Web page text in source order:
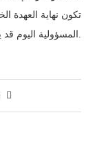
تكون نهاية العهدة
المسؤولية اليوم قد يرث السجن غدا، ولن يهزم شعب يرفض الإهانة.